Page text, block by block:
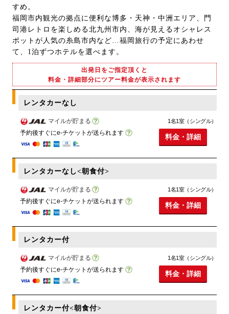
すめ。
福岡市内観光の拠点に便利な博多・天神・中洲エリア、門
司港レトロを楽しめる北九州市内、海が見えるオシャレス
ポットが人気の糸島市内など…福岡旅行の予定にあわせ
て、1泊ずつホテルを選べます。
出発日をご指定頂くと
料金・詳細部分にツアー料金が表示されます
レンタカーなし
マイルが貯まる
予約後すぐにe-チケットが送られます
1名1室（シングル）
料金・詳細
レンタカーなし<朝食付>
マイルが貯まる
予約後すぐにe-チケットが送られます
1名1室（シングル）
料金・詳細
レンタカー付
マイルが貯まる
予約後すぐにe-チケットが送られます
1名1室（シングル）
料金・詳細
レンタカー付<朝食付>